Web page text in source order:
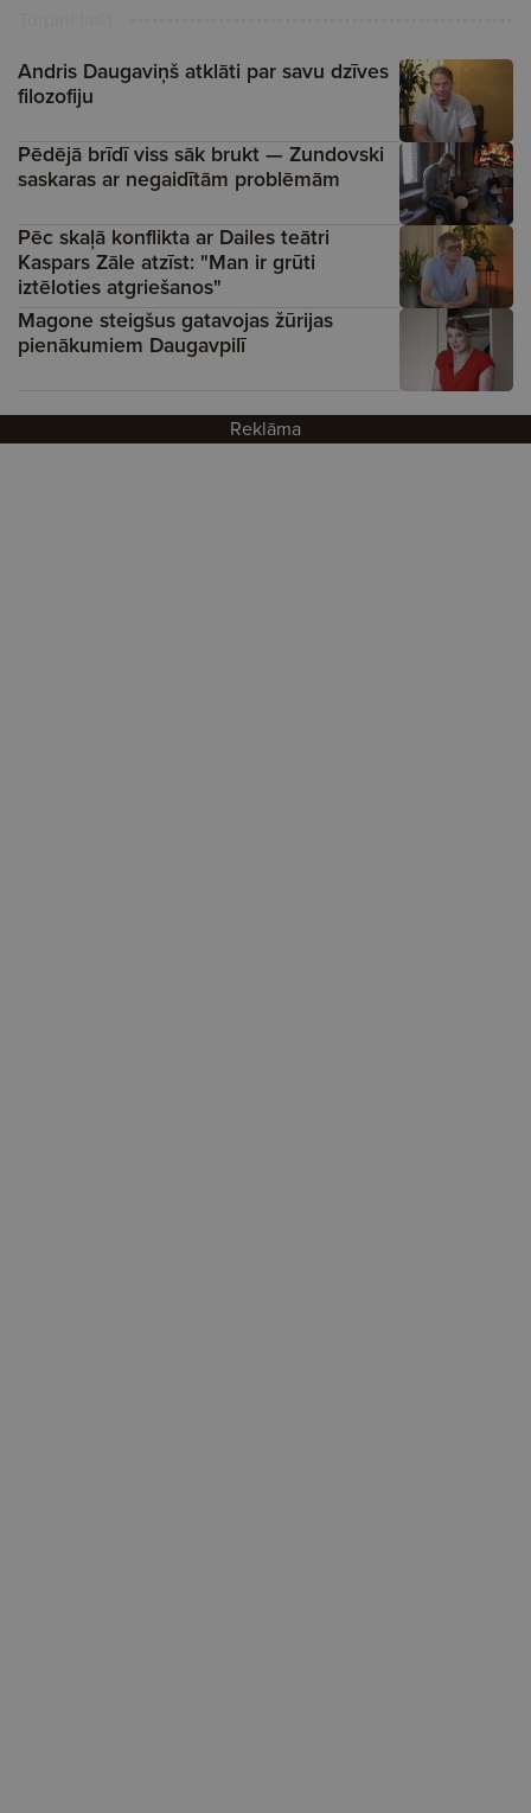
Andris Daugaviņš atklāti par savu dzīves
filozofiju
Pēdējā brīdī viss sāk brukt — Zundovski
saskaras ar negaidītām problēmām
Pēc skaļā konflikta ar Dailes teātri
Kaspars Zāle atzīst: "Man ir grūti
iztēloties atgriešanos"
Magone steigšus gatavojas žūrijas
pienākumiem Daugavpilī
Reklāma